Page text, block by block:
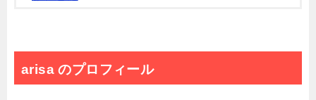
arisa のプロフィール